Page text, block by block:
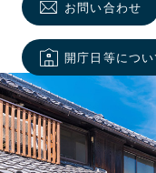
お問い合わせ
開庁日等につい